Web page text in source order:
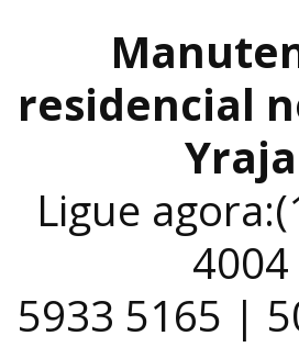
residencial
Yraja
Ligue
4004
5933 5165 |